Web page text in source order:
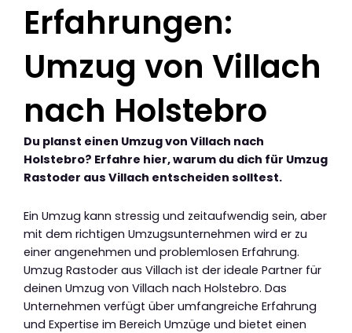
Erfahrungen:
Umzug von Villach
nach Holstebro
Du planst einen Umzug von Villach nach
Holstebro? Erfahre hier, warum du dich für Umzug
Rastoder aus Villach entscheiden solltest.
Ein Umzug kann stressig und zeitaufwendig sein, aber
mit dem richtigen Umzugsunternehmen wird er zu
einer angenehmen und problemlosen Erfahrung.
Umzug Rastoder aus Villach ist der ideale Partner für
deinen Umzug von Villach nach Holstebro. Das
Unternehmen verfügt über umfangreiche Erfahrung
und Expertise im Bereich Umzüge und bietet einen